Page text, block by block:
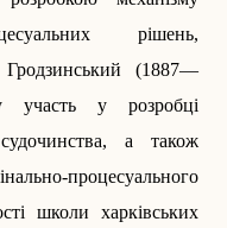
рішень,
(1887—
участь у розробці
а також
процесуального
школи харківських